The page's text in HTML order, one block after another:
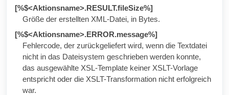
[%$<Aktionsname>.RESULT.fileSize%]
Größe der erstellten XML-Datei, in Bytes.
[%$<Aktionsname>.ERROR.message%]
Fehlercode, der zurückgeliefert wird, wenn die Textdatei
nicht in das Dateisystem geschrieben werden konnte,
das ausgewählte XSL-Template keiner XSLT-Vorlage
entspricht oder die XSLT-Transformation nicht erfolgreich
war.